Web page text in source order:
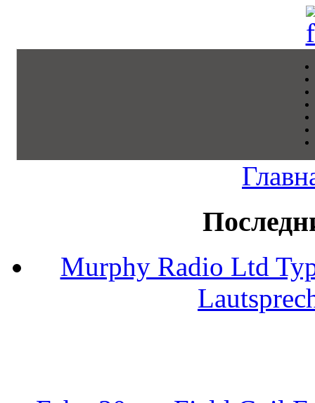
Murphy Radio Ltd